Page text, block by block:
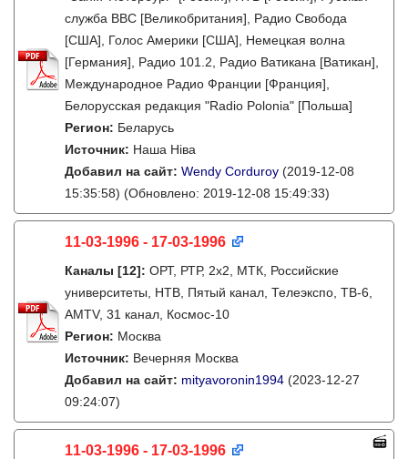
служба BBC [Великобритания], Радио Свобода
[США], Голос Америки [США], Немецкая волна
[Германия], Радио 101.2, Радио Ватикана [Ватикан],
Международное Радио Франции [Франция],
Белорусская редакция "Radio Polonia" [Польша]
Регион: Беларусь
Источник: Наша Ніва
Добавил на сайт: Wendy Corduroy (2019-12-08
15:35:58) (Обновлено: 2019-12-08 15:49:33)
11-03-1996 - 17-03-1996
Каналы [12]: ОРТ, РТР, 2х2, МТК, Российские
университеты, НТВ, Пятый канал, Телеэкспо, ТВ-6,
AMTV, 31 канал, Космос-10
Регион: Москва
Источник: Вечерняя Москва
Добавил на сайт: mityavoronin1994 (2023-12-27
09:24:07)
11-03-1996 - 17-03-1996